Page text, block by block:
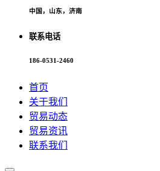
中国，山东，济南
联系电话
186-0531-2460
首页
关于我们
贸易动态
贸易资讯
联系我们